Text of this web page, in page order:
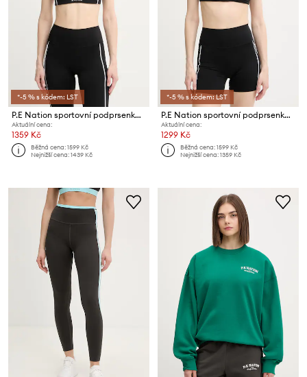
*-5 % s kódem: LST
P.E Nation sportovní podprsenka Dynamic
Aktuální cena:
1359 Kč
Běžná cena:1599 Kč
Nejnižší cena:1439 Kč
*-5 % s kódem: LST
P.E Nation sportovní podprsenka Swift
Aktuální cena:
1299 Kč
Běžná cena:1599 Kč
Nejnižší cena:1359 Kč